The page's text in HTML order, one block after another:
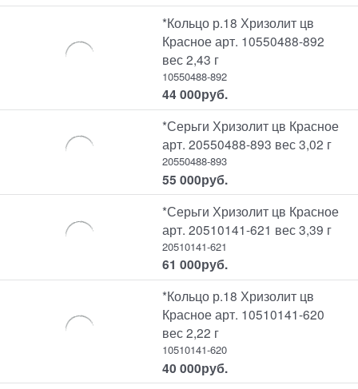
*Кольцо р.18 Хризолит цв
Красное арт. 10550488-892
вес 2,43 г
10550488-892
44 000руб.
*Серьги Хризолит цв Красное
арт. 20550488-893 вес 3,02 г
20550488-893
55 000руб.
*Серьги Хризолит цв Красное
арт. 20510141-621 вес 3,39 г
20510141-621
61 000руб.
*Кольцо р.18 Хризолит цв
Красное арт. 10510141-620
вес 2,22 г
10510141-620
40 000руб.